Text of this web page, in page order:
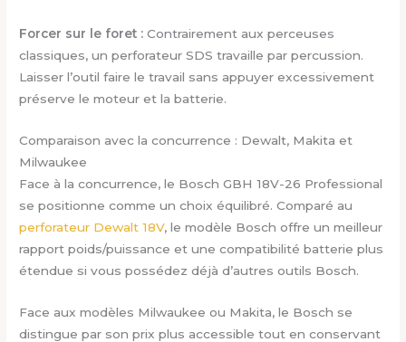
Forcer sur le foret : Contrairement aux perceuses
classiques, un perforateur SDS travaille par percussion.
Laisser l’outil faire le travail sans appuyer excessivement
préserve le moteur et la batterie.
Comparaison avec la concurrence : Dewalt, Makita et
Milwaukee
Face à la concurrence, le Bosch GBH 18V-26 Professional
se positionne comme un choix équilibré. Comparé au
perforateur Dewalt 18V, le modèle Bosch offre un meilleur
rapport poids/puissance et une compatibilité batterie plus
étendue si vous possédez déjà d’autres outils Bosch.
Face aux modèles Milwaukee ou Makita, le Bosch se
distingue par son prix plus accessible tout en conservant